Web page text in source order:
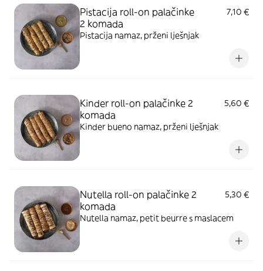
Pistacija roll-on palačinke
2 komada
7,10 €
Pistacija namaz, prženi lješnjak
Kinder roll-on palačinke 2
komada
5,60 €
Kinder bueno namaz, prženi lješnjak
Nutella roll-on palačinke 2
komada
5,30 €
Nutella namaz, petit beurre s maslacem